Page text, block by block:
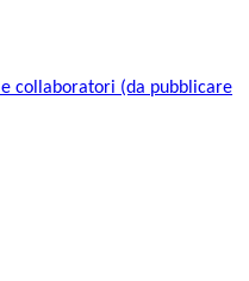
collaboratori (da pubblicare